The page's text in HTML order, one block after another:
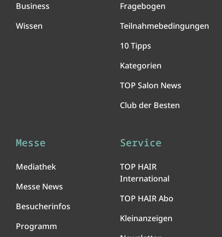
Business
Wissen
Fragebogen
Teilnahmebedingungen
10 Tipps
Kategorien
TOP Salon News
Club der Besten
Messe
Mediathek
Messe News
Besucherinfos
Programm
Service
TOP HAIR
International
TOP HAIR Abo
Kleinanzeigen